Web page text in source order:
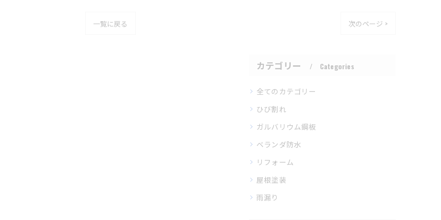
一覧に戻る 次のページ >
カテゴリー Categories
全てのカテゴリー
ひび割れ
ガルバリウム鋼板
ベランダ防水
リフォーム
屋根塗装
雨漏り